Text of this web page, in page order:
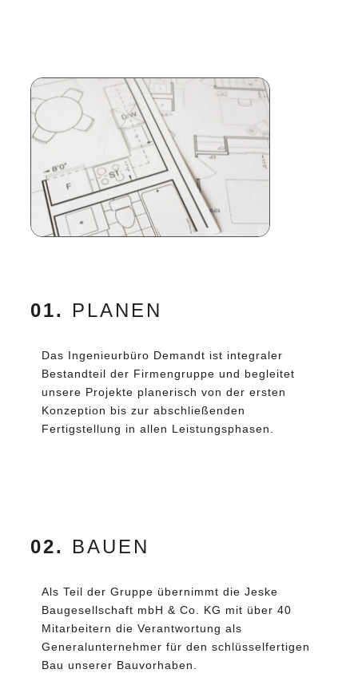
01. PLANEN
Das Ingenieurbüro Demandt ist integraler
Bestandteil der Firmengruppe und begleitet
unsere Projekte planerisch von der ersten
Konzeption bis zur abschließenden
Fertigstellung in allen Leistungsphasen.
02. BAUEN
Als Teil der Gruppe übernimmt die Jeske
Baugesellschaft mbH & Co. KG mit über 40
Mitarbeitern die Verantwortung als
Generalunternehmer für den schlüsselfertigen
Bau unserer Bauvorhaben.